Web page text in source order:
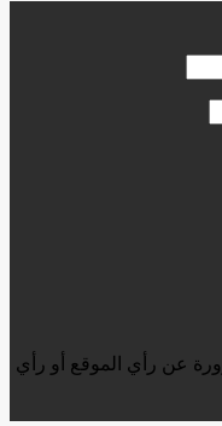
عن رأي الموقع أو رأي